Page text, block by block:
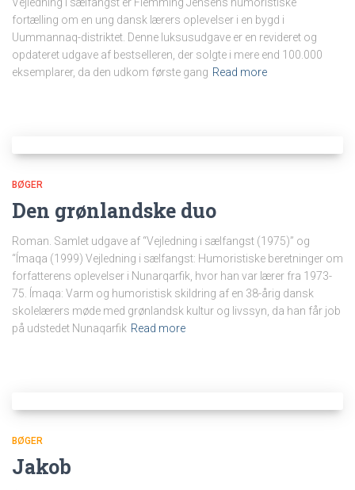
fortælling om en ung dansk lærers oplevelser i en bygd i
Uummannaq-distriktet. Denne luksusudgave er en revideret og
opdateret udgave af bestselleren, der solgte i mere end 100.000
eksemplarer, da den udkom første gang Read more
BØGER
Den grønlandske duo
Roman. Samlet udgave af “Vejledning i sælfangst (1975)” og
“Ímaqa (1999) Vejledning i sælfangst: Humoristiske beretninger om
forfatterens oplevelser i Nunarqarfik, hvor han var lærer fra 1973-
75. Ímaqa: Varm og humoristisk skildring af en 38-årig dansk
skolelærers møde med grønlandsk kultur og livssyn, da han får job
på udstedet Nunaqarfik Read more
BØGER
Jakob